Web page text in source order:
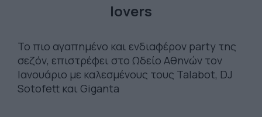
lovers
Το πιο αγαπημένο και ενδιαφέρον party της
σεζόν, επιστρέφει στο Ωδείο Αθηνών τον
Ιανουάριο με καλεσμένους τους Talabot, DJ
Sotofett και Giganta